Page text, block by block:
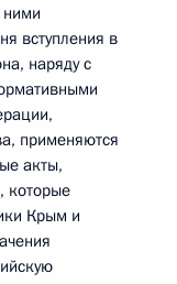
вступления в
наряду с
применяются
акты,
которые
Крым и